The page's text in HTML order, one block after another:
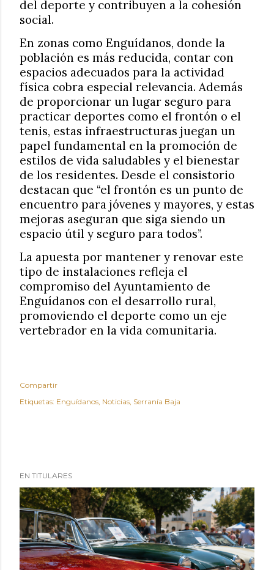
del deporte y contribuyen a la cohesión
social.
En zonas como Enguídanos, donde la
población es más reducida, contar con
espacios adecuados para la actividad
física cobra especial relevancia. Además
de proporcionar un lugar seguro para
practicar deportes como el frontón o el
tenis, estas infraestructuras juegan un
papel fundamental en la promoción de
estilos de vida saludables y el bienestar
de los residentes. Desde el consistorio
destacan que “el frontón es un punto de
encuentro para jóvenes y mayores, y estas
mejoras aseguran que siga siendo un
espacio útil y seguro para todos”.
La apuesta por mantener y renovar este
tipo de instalaciones refleja el
compromiso del Ayuntamiento de
Enguídanos con el desarrollo rural,
promoviendo el deporte como un eje
vertebrador en la vida comunitaria.
Compartir
Etiquetas: Enguídanos Noticias Serranía Baja
EN TITULARES